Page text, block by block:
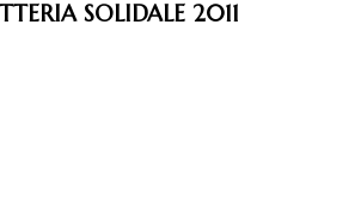
SOLIDALE 2011